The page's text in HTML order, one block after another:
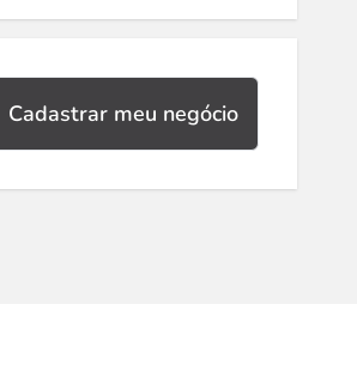
Cadastrar meu negócio